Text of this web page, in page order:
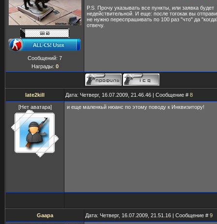
Сообщений: 7
Награды: 0
P.S. Прочу указывать все пункты, или заявка будет
недействительной. И еще: после тогокак вы
не нужно переспрашивать по 100 раз "что" да
отвечу.
late2kill Дата: Четверг, 16.07.2009, 21.46.46 | Сообщение # 8
[Нет аватара] и еще маленкьй нюанс по этому поводу к Инквизитору!
Gaapa Дата: Четверг, 16.07.2009, 21.51.16 | Сообщение # 9